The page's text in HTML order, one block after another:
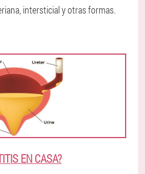
intersticial y otras formas.
EN CASA?